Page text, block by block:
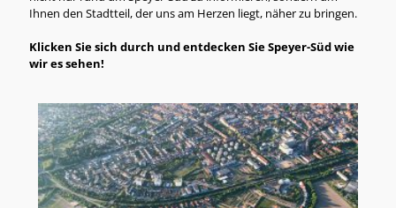
Ihnen den Stadtteil, der uns am Herzen liegt, näher zu bringen.
Klicken Sie sich durch und entdecken Sie Speyer-Süd wie
wir es sehen!